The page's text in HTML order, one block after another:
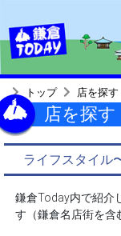
トップ 店を探す
店を探
ライフスタイル
鎌倉Today内で紹介
す（鎌倉名店街を含